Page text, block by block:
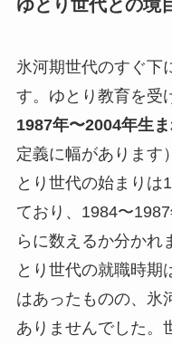
ゆとり世代との境
氷河期世代のすぐ下
す。ゆとり教育を受
1987年〜2004年生
定義に幅があります
とり世代の始まりは
ており、1984〜
らに数えるか分かれ
とり世代の就職時期
はあったものの、氷
ありませんでした。